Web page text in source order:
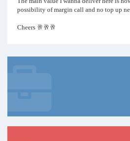
possibility of margin call and no top up
Cheers 🥂🥂🥂